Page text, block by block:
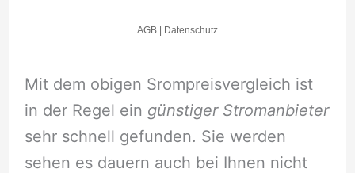
Mit dem obigen Srompreisvergleich ist
in der Regel ein günstiger Stromanbieter
sehr schnell gefunden. Sie werden
sehen es dauern auch bei Ihnen nicht